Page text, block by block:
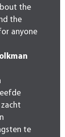
the
the
anyone
te